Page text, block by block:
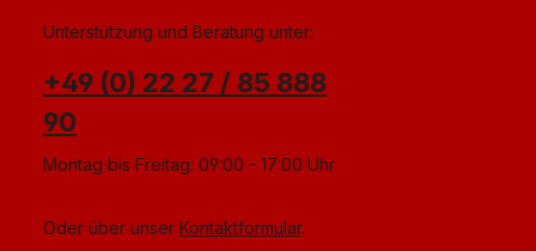
Unterstützung und Beratung unter:
+49 (0) 22 27 / 85 888
90
Montag bis Freitag: 09:00 - 17:00 Uhr
Oder über unser Kontaktformular.